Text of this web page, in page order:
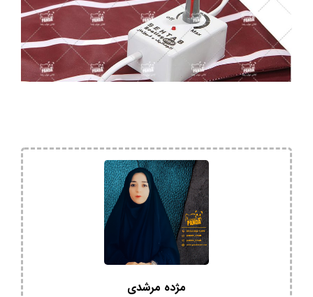
مژده مرشدی